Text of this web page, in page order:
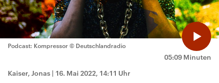
05:09 Minuten
Podcast: Kompressor © Deutschlandradio
Kaiser, Jonas | 16. Mai 2022, 14:11 Uhr